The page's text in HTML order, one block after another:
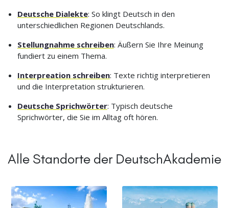
Deutsche Dialekte: So klingt Deutsch in den
unterschiedlichen Regionen Deutschlands.
Stellungnahme schreiben: Äußern Sie Ihre Meinung
fundiert zu einem Thema.
Interpreation schreiben: Texte richtig interpretieren
und die Interpretation strukturieren.
Deutsche Sprichwörter: Typisch deutsche
Sprichwörter, die Sie im Alltag oft hören.
Alle Standorte der DeutschAkademie